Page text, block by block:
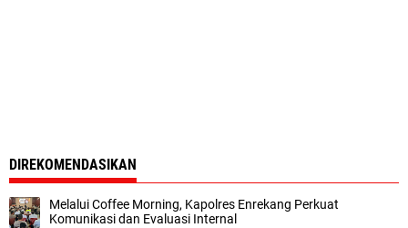
DIREKOMENDASIKAN
Melalui Coffee Morning, Kapolres Enrekang Perkuat
Komunikasi dan Evaluasi Internal